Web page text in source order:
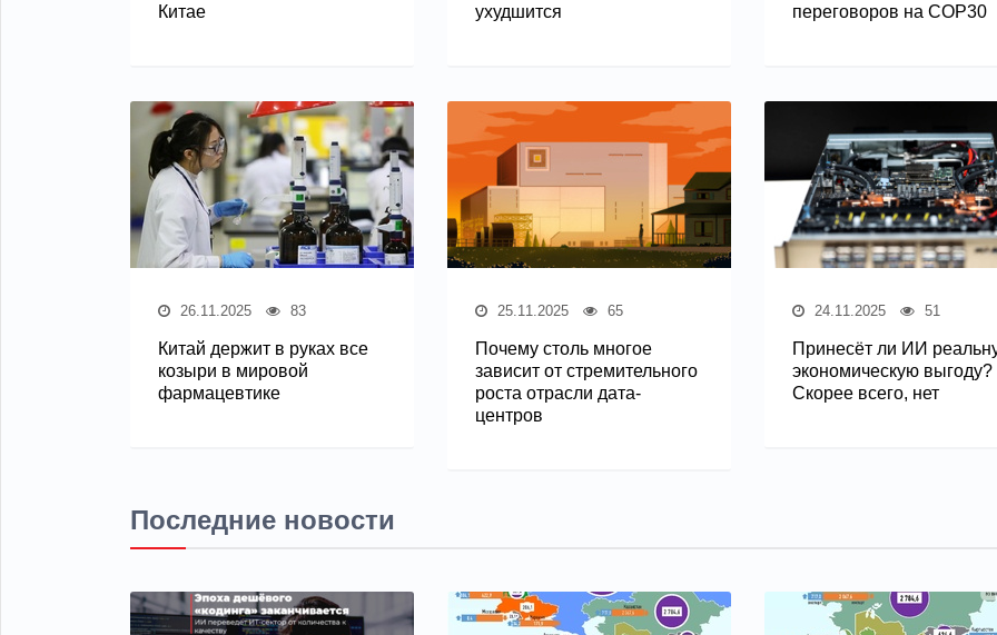
Китае
ухудшится
переговоров на COP30
26.11.2025 83
Китай держит в руках все
козыри в мировой
фармацевтике
25.11.2025 65
Почему столь многое
зависит от стремительного
роста отрасли дата-
центров
24.11.2025 51
Принесёт ли ИИ
экономическую выгоду?
Скорее всего, нет
Последние новости